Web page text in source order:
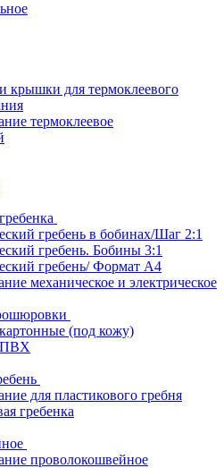
крышки для термоклеевого
термоклеевое
гребень в бобинах/Шаг 2:1
гребень. Бобины 3:1
гребень/ Формат А4
механическое и электрическое
(под кожу)
ПВХ
для пластикового гребня
гребенка
проволокошвейное